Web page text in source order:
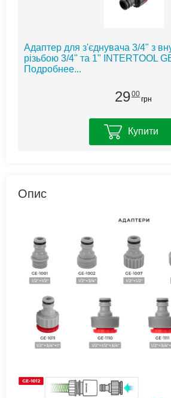
Адаптер для з'єднувача 3/4" з
різьбою 3/4" та 1" INTERTOOL
Подробнее...
2900
грн
Купити
Опис